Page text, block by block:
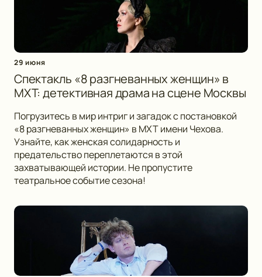
29 июня
Спектакль «8 разгневанных женщин» в
МХТ: детективная драма на сцене Москвы
Погрузитесь в мир интриг и загадок с постановкой
«8 разгневанных женщин» в МХТ имени Чехова.
Узнайте, как женская солидарность и
предательство переплетаются в этой
захватывающей истории. Не пропустите
театральное событие сезона!